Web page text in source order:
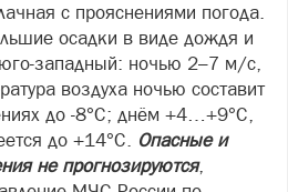
с прояснениями погода.
осадки в виде дождя и
западный: ночью 2–7 м/с,
воздуха ночью составит
до -8°С; днём +4…+9°С,
до +14°С. Опасные и
не прогнозируются,